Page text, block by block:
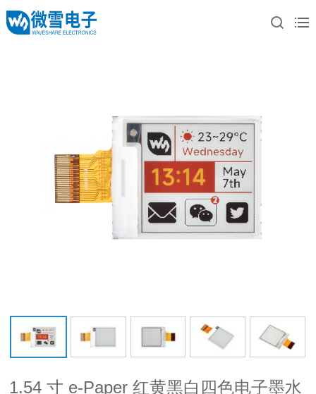
1.54 寸 e-Paper 红黄黑白四色电子墨水